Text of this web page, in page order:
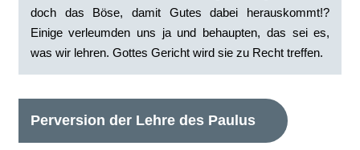
doch das Böse, damit Gutes dabei herauskommt!?
Einige verleumden uns ja und behaupten, das sei es,
was wir lehren. Gottes Gericht wird sie zu Recht treffen.‭
Perversion der Lehre des Paulus